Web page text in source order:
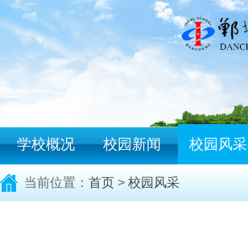
学校概况 校园新闻 校园风采
当前位置： 首页 > 校园风采